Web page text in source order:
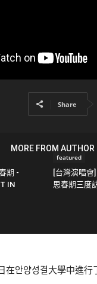
Share
MORE FROM AUTHOR
期 -
IN
featured
[台灣演唱會
思春期三度
在안양성결大學中進